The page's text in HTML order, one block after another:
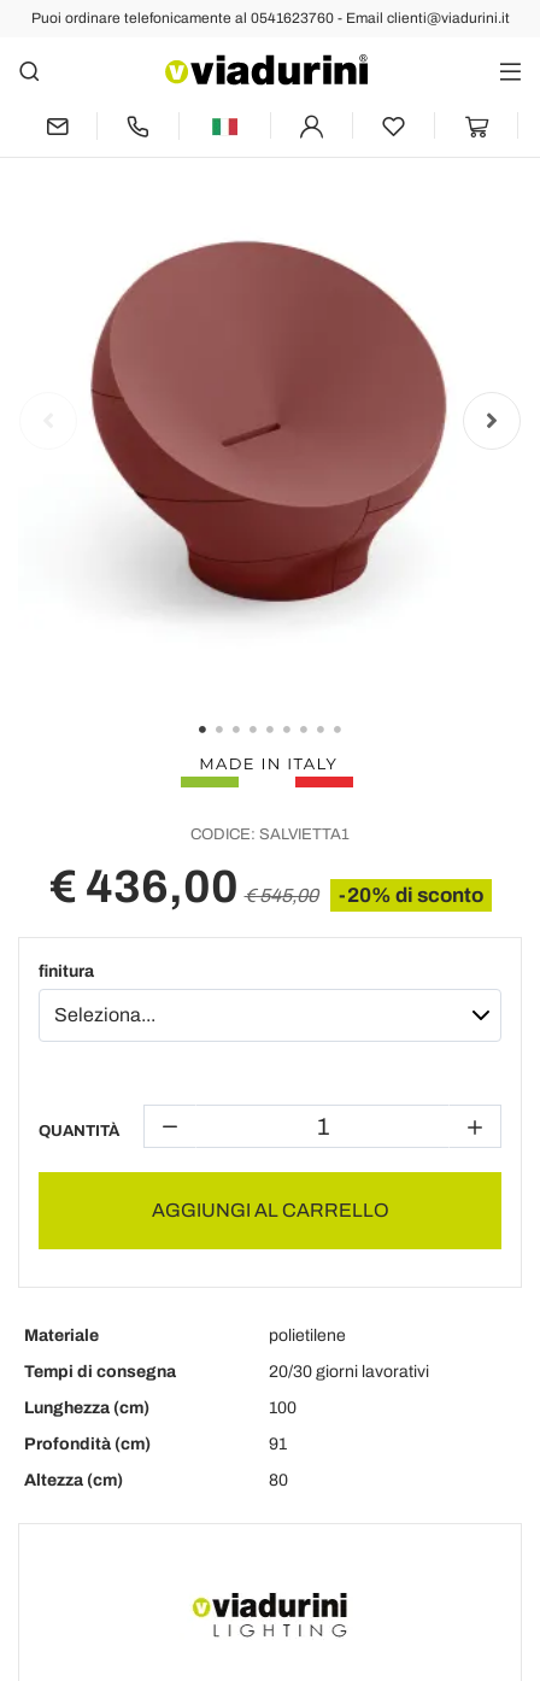
Puoi ordinare telefonicamente al 0541623760 - Email clienti@viadurini.it
Indietro Prec
Poltrona da Esterno in Polietilene
Disponibile in Diversi Colori - Salvietta
CODICE: SALVIETTA1
€ 436,00 € 545,00 -20% di sconto
finitura
QUANTITÀ
AGGIUNGI AL CARRELLO
Materiale
polietilene
Tempi di consegna
20/30 giorni lavorativi
Lunghezza (cm)
100
Profondità (cm)
91
Altezza (cm)
80